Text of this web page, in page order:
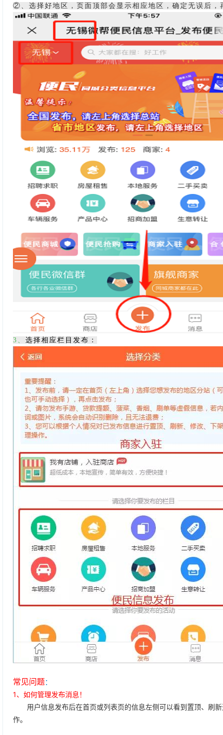
②、选择好地区，页面顶部会显示相应地区，确定无误后，
3、 选择相应栏目发布：
常见问题：
1、如何管理发布消息！
用户信息发布后在首页或列表页的信息左侧可以看到置顶、刷新
作。